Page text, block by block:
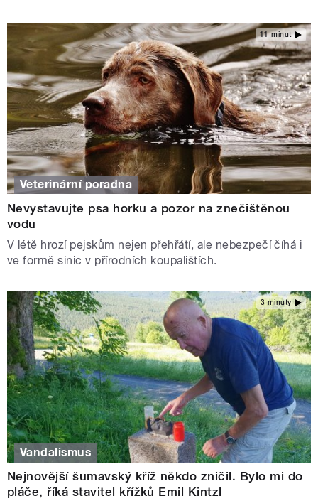
11 minut
Veterinární poradna
Nevystavujte psa horku a pozor na znečištěnou
vodu
V létě hrozí pejskům nejen přehřátí, ale nebezpečí číhá i
ve formě sinic v přírodních koupalištích.
3 minuty
Vandalismus
Nejnovější šumavský kříž někdo zničil. Bylo mi do
pláče, říká stavitel křížků Emil Kintzl